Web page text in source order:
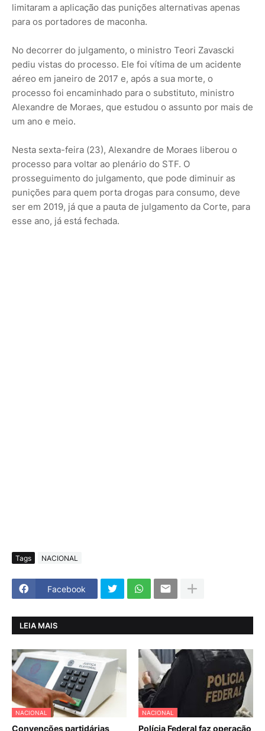
limitaram a aplicação das punições alternativas apenas
para os portadores de maconha.
No decorrer do julgamento, o ministro Teori Zavascki
pediu vistas do processo. Ele foi vítima de um acidente
aéreo em janeiro de 2017 e, após a sua morte, o
processo foi encaminhado para o substituto, ministro
Alexandre de Moraes, que estudou o assunto por mais de
um ano e meio.
Nesta sexta-feira (23), Alexandre de Moraes liberou o
processo para voltar ao plenário do STF. O
prosseguimento do julgamento, que pode diminuir as
punições para quem porta drogas para consumo, deve
ser em 2019, já que a pauta de julgamento da Corte, para
esse ano, já está fechada.
Tags NACIONAL
Facebook
LEIA MAIS
NACIONAL
Convenções partidárias
NACIONAL
Polícia Federal faz operação